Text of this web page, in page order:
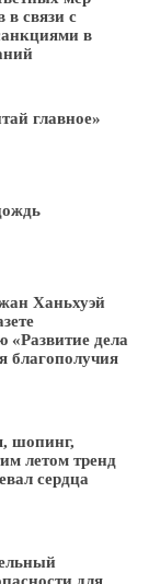
связи с
в
главное»
Ханьхуэй
дела
благополучия
шопинг,
летом тренд
сердца